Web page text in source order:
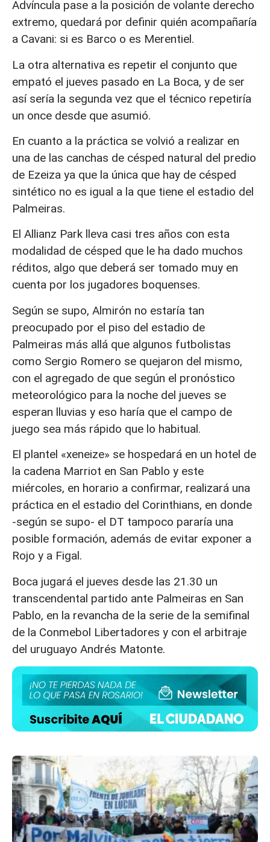
Advíncula pase a la posición de volante derecho
extremo, quedará por definir quién acompañaría
a Cavani: si es Barco o es Merentiel.
La otra alternativa es repetir el conjunto que
empató el jueves pasado en La Boca, y de ser
así sería la segunda vez que el técnico repetiría
un once desde que asumió.
En cuanto a la práctica se volvió a realizar en
una de las canchas de césped natural del predio
de Ezeiza ya que la única que hay de césped
sintético no es igual a la que tiene el estadio del
Palmeiras.
El Allianz Park lleva casi tres años con esta
modalidad de césped que le ha dado muchos
réditos, algo que deberá ser tomado muy en
cuenta por los jugadores boquenses.
Según se supo, Almirón no estaría tan
preocupado por el piso del estadio de
Palmeiras más allá que algunos futbolistas
como Sergio Romero se quejaron del mismo,
con el agregado de que según el pronóstico
meteorológico para la noche del jueves se
esperan lluvias y eso haría que el campo de
juego sea más rápido que lo habitual.
El plantel «xeneize» se hospedará en un hotel de
la cadena Marriot en San Pablo y este
miércoles, en horario a confirmar, realizará una
práctica en el estadio del Corinthians, en donde
-según se supo- el DT tampoco pararía una
posible formación, además de evitar exponer a
Rojo y a Figal.
Boca jugará el jueves desde las 21.30 un
transcendental partido ante Palmeiras en San
Pablo, en la revancha de la serie de la semifinal
de la Conmebol Libertadores y con el arbitraje
del uruguayo Andrés Matonte.